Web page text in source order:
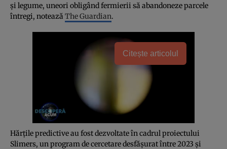
și legume, uneori obligând fermierii să abandoneze parcele
întregi, notează The Guardian.
Citește articolul
Hărțile predictive au fost dezvoltate în cadrul proiectului
Slimers, un program de cercetare desfășurat între 2023 și